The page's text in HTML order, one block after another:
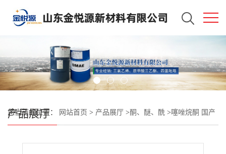
产品展厅
您当前的位置： 网站首页 > 产品展厅 >酮、醚、酰 >噻唑烷酮 国产